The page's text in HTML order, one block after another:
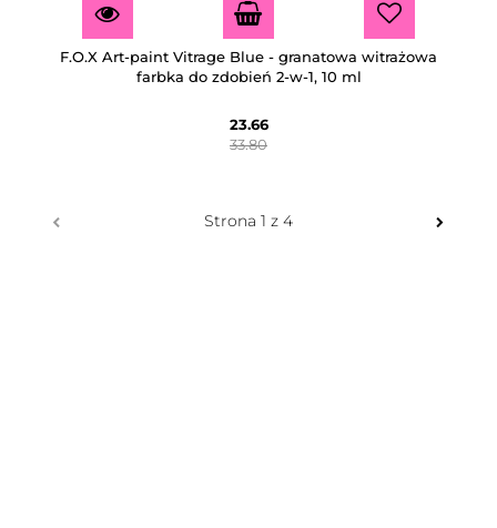
F.O.X Art-paint Vitrage Blue - granatowa witrażowa
farbka do zdobień 2-w-1, 10 ml
23.66
33.80